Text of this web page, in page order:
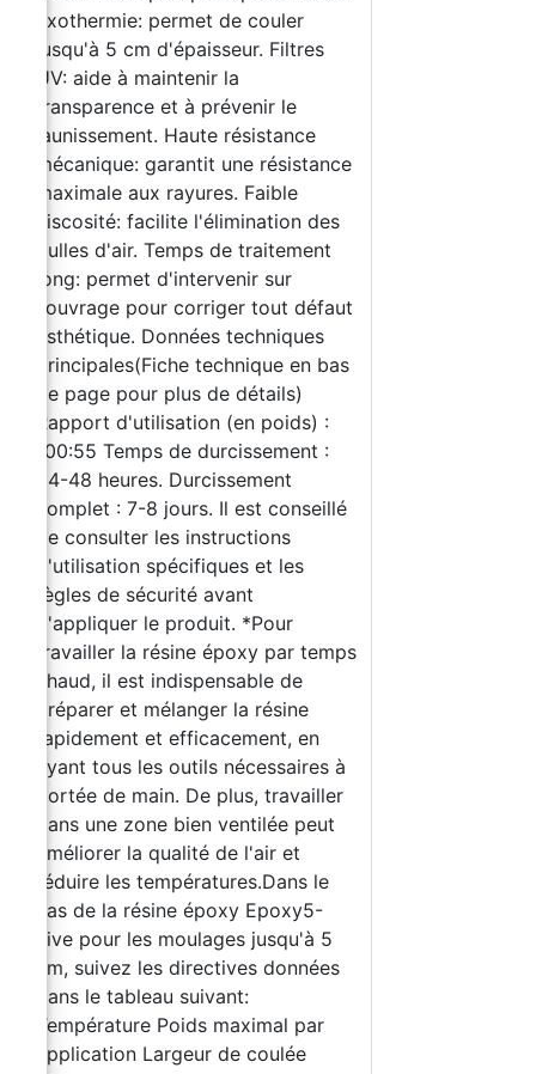
exothermie: permet de couler
jusqu'à 5 cm d'épaisseur. Filtres
UV: aide à maintenir la
transparence et à prévenir le
jaunissement. Haute résistance
mécanique: garantit une résistance
maximale aux rayures. Faible
viscosité: facilite l'élimination des
bulles d'air. Temps de traitement
long: permet d'intervenir sur
l'ouvrage pour corriger tout défaut
esthétique. Données techniques
principales(Fiche technique en bas
de page pour plus de détails)
Rapport d'utilisation (en poids) :
100:55 Temps de durcissement :
24-48 heures. Durcissement
complet : 7-8 jours. Il est conseillé
de consulter les instructions
d'utilisation spécifiques et les
règles de sécurité avant
d'appliquer le produit. *Pour
travailler la résine époxy par temps
chaud, il est indispensable de
préparer et mélanger la résine
rapidement et efficacement, en
ayant tous les outils nécessaires à
portée de main. De plus, travailler
dans une zone bien ventilée peut
améliorer la qualité de l'air et
réduire les températures.Dans le
cas de la résine époxy Epoxy5-
Five pour les moulages jusqu'à 5
cm, suivez les directives données
dans le tableau suivant:
Température Poids maximal par
application Largeur de coulée